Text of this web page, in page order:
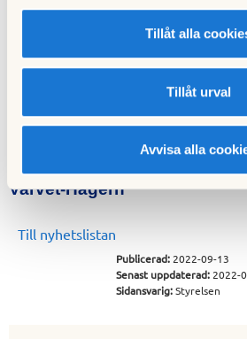
Tillåt alla
Tillåt urval
Avvisa alla
Sverige!
Varvet-Hägern
Till nyhetslistan
Publicerad: 2022-09-13
Senast uppdaterad: 2022-
Sidansvarig:Styrelsen